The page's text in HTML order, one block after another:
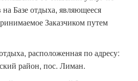
Базе отдыха, являющееся
Заказчиком путем
расположенная по адресу:
район, пос. Лиман.